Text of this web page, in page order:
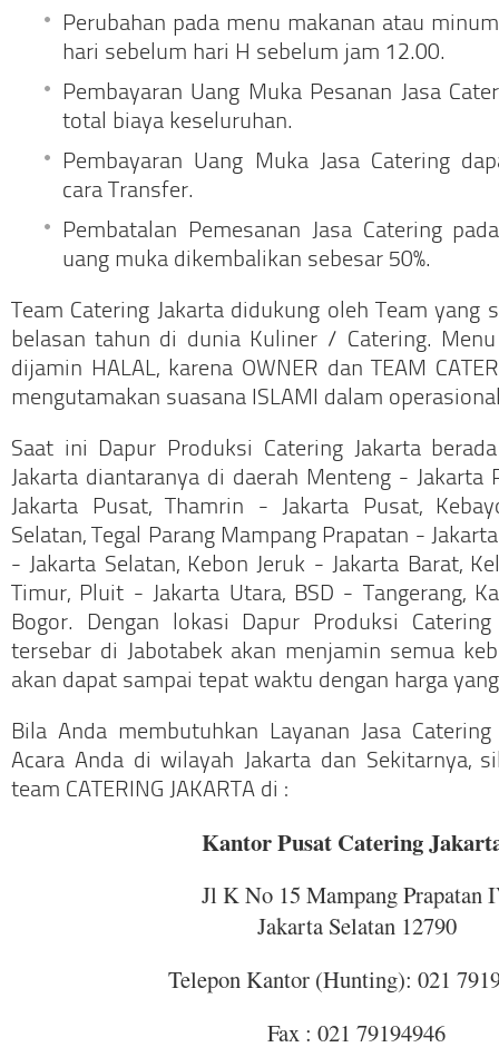
Perubahan pada menu makanan atau
hari sebelum hari H sebelum jam 12.00.
Pembayaran Uang Muka Pesanan Jasa
total biaya keseluruhan.
Pembayaran Uang Muka Jasa Catering
cara Transfer.
Pembatalan Pemesanan Jasa Catering
uang muka dikembalikan sebesar 50%.
Team Catering Jakarta didukung oleh Team yang
belasan tahun di dunia Kuliner / Catering.
dijamin HALAL, karena OWNER dan TEAM
mengutamakan suasana ISLAMI dalam
Saat ini Dapur Produksi Catering Jakarta
Jakarta diantaranya di daerah Menteng - Jakarta
Jakarta Pusat, Thamrin - Jakarta Pusat,
Selatan, Tegal Parang Mampang Prapatan -
- Jakarta Selatan, Kebon Jeruk - Jakarta Barat,
Timur, Pluit - Jakarta Utara, BSD - Tangerang,
Bogor. Dengan lokasi Dapur Produksi
tersebar di Jabotabek akan menjamin semua
akan dapat sampai tepat waktu dengan harga
Bila Anda membutuhkan Layanan Jasa
Acara Anda di wilayah Jakarta dan Sekitarnya,
team CATERING JAKARTA di :
Kantor Pusat Catering
Jl K No 15 Mampang Prapatan
Jakarta Selatan 12790
Telepon Kantor (Hunting): 021
Fax : 021 79194946